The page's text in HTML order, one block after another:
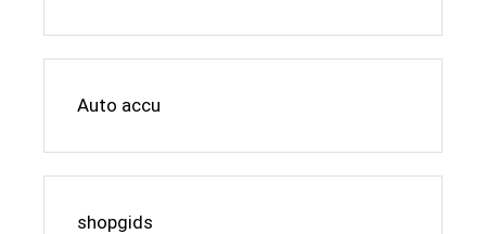
Auto accu
shopgids